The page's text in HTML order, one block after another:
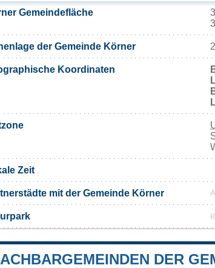
Gemeindefläche
der Gemeinde Körner
Koordinaten
Zeit
mit der Gemeinde Körner
DER